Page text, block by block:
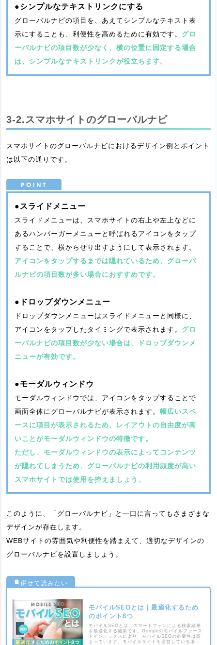
●シンプルなテキストリンクにする
グローバルナビの項目を、あえてシンプルなテキスト表
示にすることも、利便性を高めるために有効です。 グロ
ーバルナビの項目数が少なく、横の位置に固定する場合
は、シンプルなテキストリンクが役立ちます。
3-2.スマホサイトのグローバルナビ
スマホサイトのグローバルナビにおけるデザイン例とポイント
は以下の通りです。
●スライドメニュー
スライドメニューは、スマホサイトの右上や左上などに
あるハンバーガーメニューと呼ばれるアイコンをタップ
することで、横からせり出すようにして表示されます。
アイコンをタップするまでは隠れているため、グローバ
ルナビの項目数が多い場合におすすめです。
●ドロップダウンメニュー
ドロップダウンメニューはスライドメニューと同様に、
アイコンをタップしたタイミングで表示されます。 グロ
ーバルナビの項目数が少ない場合は、ドロップダウンメ
ニューが有効です。
●モーダルウィンドウ
モーダルウィンドウでは、アイコンをタップすることで
画面全体にグローバルナビが表示されます。 幅広いスペ
ースに項目が表示されるため、レイアウトの自由度が高
いことがモーダルウィンドウの特徴です。
ただし、モーダルウィンドウの表示によってコンテンツ
が隠れてしまうため、グローバルナビの利用頻度が高い
スマホサイトでは使用を控えましょう。
このように、「グローバルナビ」と一口に言ってもさまざまな
デザインが存在します。
WEBサイトの雰囲気や利便性を踏まえて、適切なデザインの
グローバルナビを設置しましょう。
モバイルSEOとは｜最適化するため
のポイント8つ
モバイルSEOとは、スマートフォンによる検索結果
を最適化する施策です。Googleのモバイルファース
トインデックスにより、モバイルSEOの必要性は高
まっています。モバイルサイトを運営している場合